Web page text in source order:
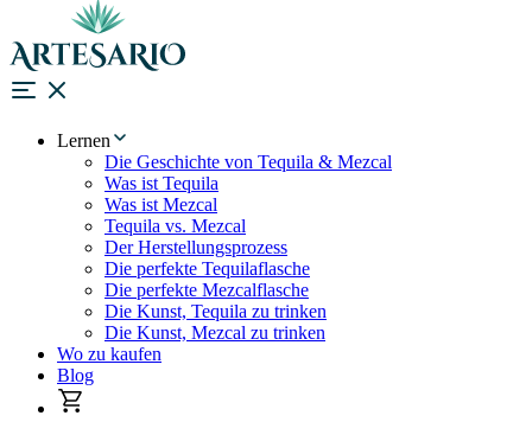
Lernen
Die Geschichte von Tequila & Mezcal
Was ist Tequila
Was ist Mezcal
Tequila vs. Mezcal
Der Herstellungsprozess
Die perfekte Tequilaflasche
Die perfekte Mezcalflasche
Die Kunst, Tequila zu trinken
Die Kunst, Mezcal zu trinken
Wo zu kaufen
Blog